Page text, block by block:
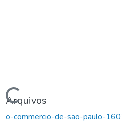
Carregando...
Arquivos
o-commercio-de-sao-paulo-